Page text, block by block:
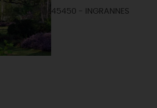
45450 - INGRANNES